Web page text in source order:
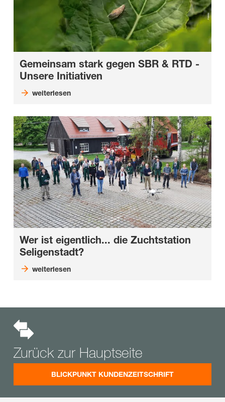
Gemeinsam stark gegen SBR & RTD -
Unsere Initiativen
weiterlesen
Wer ist eigentlich... die Zuchtstation
Seligenstadt?
weiterlesen
Zurück zur Hauptseite
BLICKPUNKT KUNDENZEITSCHRIFT